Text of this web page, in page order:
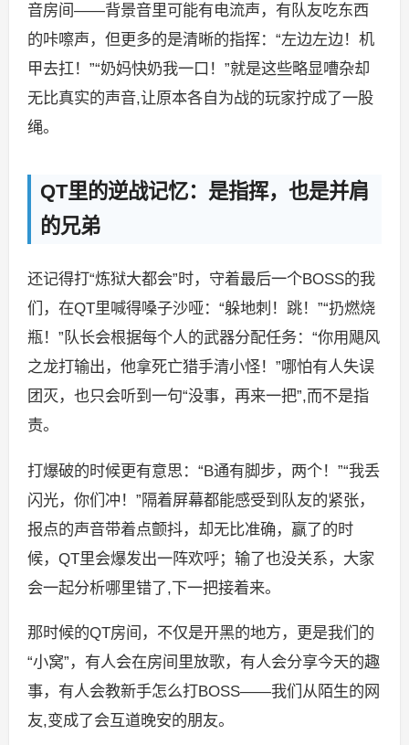
音房间——背景音里可能有电流声，有队友吃东西
的咔嚓声，但更多的是清晰的指挥：“左边左边！机
甲去扛！”“奶妈快奶我一口！”就是这些略显嘈杂却
无比真实的声音,让原本各自为战的玩家拧成了一股
绳。
QT里的逆战记忆：是指挥，也是并肩
的兄弟
还记得打“炼狱大都会”时，守着最后一个BOSS的我
们，在QT里喊得嗓子沙哑：“躲地刺！跳！”“扔燃烧
瓶！”队长会根据每个人的武器分配任务：“你用飓风
之龙打输出，他拿死亡猎手清小怪！”哪怕有人失误
团灭，也只会听到一句“没事，再来一把”,而不是指
责。
打爆破的时候更有意思：“B通有脚步，两个！”“我丢
闪光，你们冲！”隔着屏幕都能感受到队友的紧张，
报点的声音带着点颤抖，却无比准确，赢了的时
候，QT里会爆发出一阵欢呼；输了也没关系，大家
会一起分析哪里错了,下一把接着来。
那时候的QT房间，不仅是开黑的地方，更是我们的
“小窝”，有人会在房间里放歌，有人会分享今天的趣
事，有人会教新手怎么打BOSS——我们从陌生的网
友,变成了会互道晚安的朋友。